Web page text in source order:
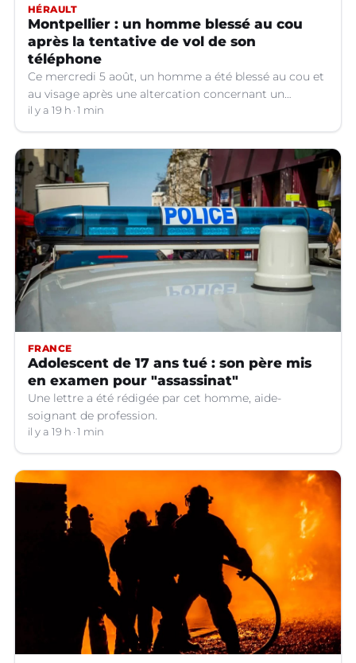
HÉRAULT
Montpellier : un homme blessé au cou
après la tentative de vol de son
téléphone
Ce mercredi 5 août, un homme a été blessé au cou et
au visage après une altercation concernant un
téléphone portable à Montpellier (Hérault).
il y a 19 h 1 min
FRANCE
Adolescent de 17 ans tué : son père mis
en examen pour "assassinat"
Une lettre a été rédigée par cet homme, aide-
soignant de profession.
il y a 19 h 1 min